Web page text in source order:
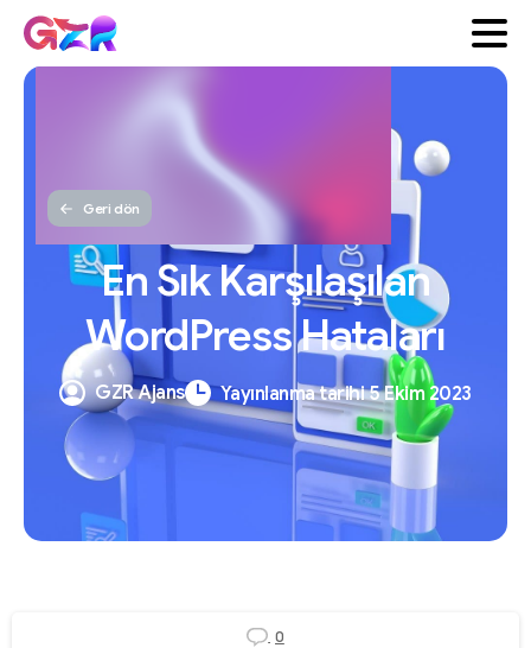
Geri dön
En SıkKarşılaşılan
WordPressHataları
GZR Ajans Yayınlanma tarihi 5 Ekim 2023
0